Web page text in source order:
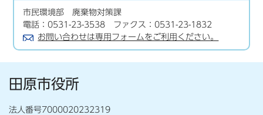
市民環境部 廃棄物対策課
電話：0531-23-3538 ファクス：0531-23-1832
お問い合わせは専用フォームをご利用ください。
田原市役所
法人番号7000020232319